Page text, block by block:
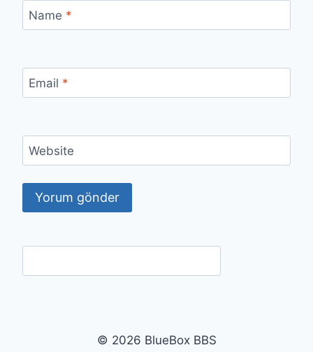
Name *
Email *
Website
© 2026 BlueBox BBS